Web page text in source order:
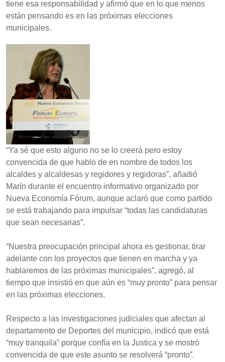
tiene esa responsabilidad y afirmó que en lo que menos
están pensando es en las próximas elecciones
municipales.
“Ya sé que esto alguno no se lo creerá pero estoy
convencida de que hablo de en nombre de todos los
alcaldes y alcaldesas y regidores y regidoras”, añadió
Marín durante el encuentro informativo organizado por
Nueva Economía Fórum, aunque aclaró que como partido
se está trabajando para impulsar “todas las candidaturas
que sean necesarias”.
“Nuestra preocupación principal ahora es gestionar, tirar
adelante con los proyectos que tienen en marcha y ya
hablaremos de las próximas municipales”, agregó, al
tiempo que insistió en que aún es “muy pronto” para pensar
en las próximas elecciones.
Respecto a las investigaciones judiciales que afectan al
departamento de Deportes del municipio, indicó que está
“muy tranquila” porque confía en la Justica y se mostró
convencida de que este asunto se resolverá “pronto”.